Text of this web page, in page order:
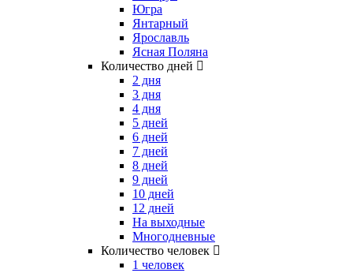
Югра
Янтарный
Ярославль
Ясная Поляна
Количество дней
2 дня
3 дня
4 дня
5 дней
6 дней
7 дней
8 дней
9 дней
10 дней
12 дней
На выходные
Многодневные
Количество человек
1 человек